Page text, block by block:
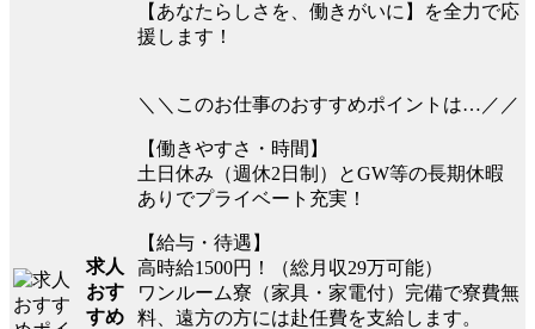
【あなたらしさを、働きがいに】を全力で応
援します！
求人
おす
すめ
＼＼このお仕事のおすすめポイントは…／／
【働きやすさ・時間】
土日休み（週休2日制）とGW等の長期休暇
ありでプライベート充実！
【給与・待遇】
高時給1500円！（総月収29万可能）
ワンルーム寮（家具・家電付）完備で寮費無
料、遠方の方には赴任費を支給します。